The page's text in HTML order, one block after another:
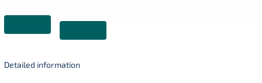
Detailed information